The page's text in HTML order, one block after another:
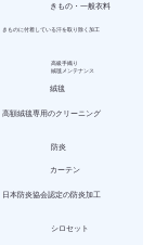
きもの・一般衣料
きものに付着している汗を取り除く加工
絨毯
高額絨毯専用のクリーニング
高級手織り
絨毯メンテナンス
カーテン
日本防炎協会認定の防炎加工
防炎
シロセット